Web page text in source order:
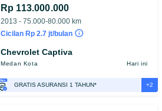
Rp 113.000.000
2013 - 75.000-80.000 km
Cicilan Rp 2.7 jt/bulan
Chevrolet Captiva
Medan Kota Hari ini
GRATIS ASURANSI 1 TAHUN* +2